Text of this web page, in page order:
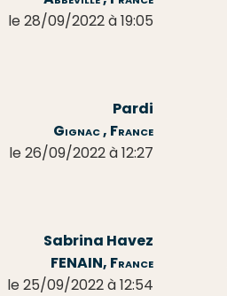
le 28/09/2022 à 19:05
Pardi
Gignac , France
le 26/09/2022 à 12:27
Sabrina Havez
FENAIN, France
le 25/09/2022 à 12:54